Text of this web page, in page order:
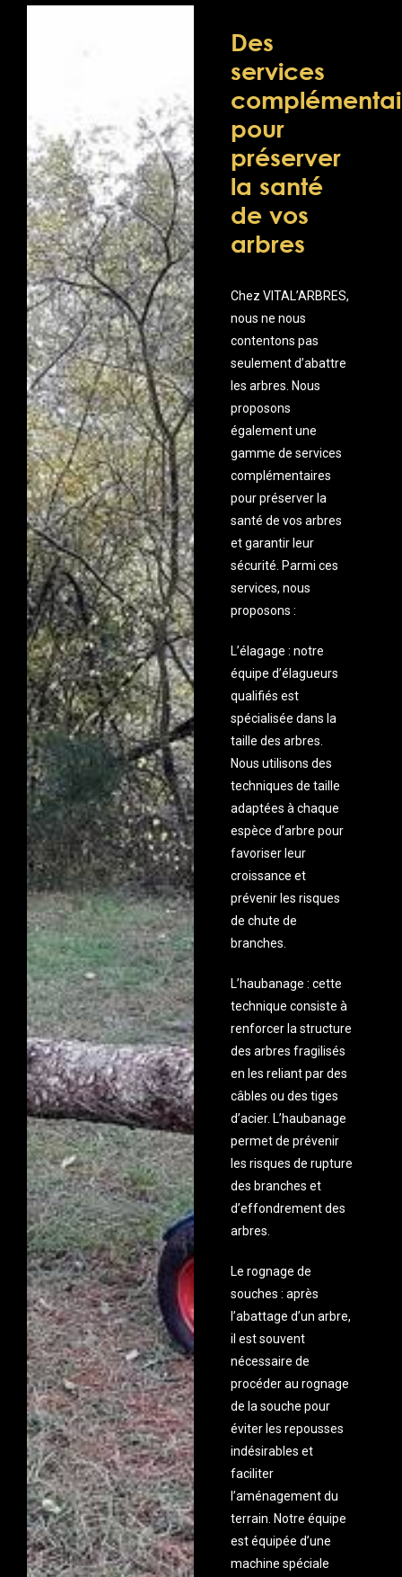
Des
services
pour
préserver
la santé
de vos
arbres
Chez VITAL’ARBRES,
nous ne nous
contentons pas
seulement d’abattre
les arbres. Nous
proposons
également une
gamme de services
complémentaires
pour préserver la
santé de vos arbres
et garantir leur
sécurité. Parmi ces
services, nous
proposons :
L’élagage : notre
équipe d’élagueurs
qualifiés est
spécialisée dans la
taille des arbres.
Nous utilisons des
techniques de taille
adaptées à chaque
espèce d’arbre pour
favoriser leur
croissance et
prévenir les risques
de chute de
branches.
L’haubanage : cette
technique consiste à
renforcer la structure
des arbres fragilisés
en les reliant par des
câbles ou des tiges
d’acier. L’haubanage
permet de prévenir
les risques de rupture
des branches et
d’effondrement des
arbres.
Le rognage de
souches : après
l’abattage d’un arbre,
il est souvent
nécessaire de
procéder au rognage
de la souche pour
éviter les repousses
indésirables et
faciliter
l’aménagement du
terrain. Notre équipe
est équipée d’une
machine spéciale